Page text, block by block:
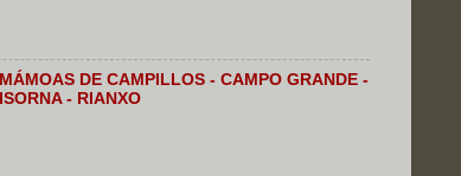
MÁMOAS DE CAMPILLOS - CAMPO GRANDE -
ISORNA - RIANXO